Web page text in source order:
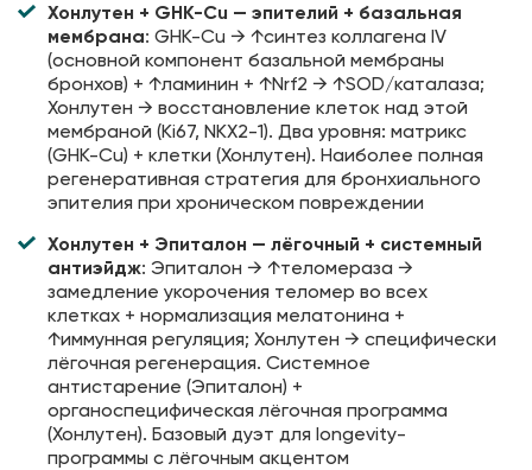
Хонлутен + GHK-Cu — эпителий + базальная
мембрана: GHK-Cu → ↑синтез коллагена IV
(основной компонент базальной мембраны
бронхов) + ↑ламинин + ↑Nrf2 → ↑SOD/каталаза;
Хонлутен → восстановление клеток над этой
мембраной (Ki67, NKX2-1). Два уровня: матрикс
(GHK-Cu) + клетки (Хонлутен). Наиболее полная
регенеративная стратегия для бронхиального
эпителия при хроническом повреждении
Хонлутен + Эпиталон — лёгочный + системный
антиэйдж: Эпиталон → ↑теломераза →
замедление укорочения теломер во всех
клетках + нормализация мелатонина +
↑иммунная регуляция; Хонлутен → специфически
лёгочная регенерация. Системное
антистарение (Эпиталон) +
органоспецифическая лёгочная программа
(Хонлутен). Базовый дуэт для longevity-
программы с лёгочным акцентом